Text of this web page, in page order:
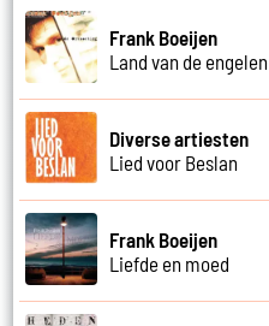
Frank Boeijen
Land van de engelen
Diverse artiesten
Lied voor Beslan
Frank Boeijen
Liefde en moed